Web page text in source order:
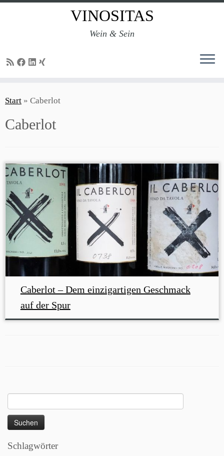
Inhalt
VINOSITAS
Wein & Sein
Start » Caberlot
Caberlot
Caberlot – Dem einzigartigen Geschmack
auf der Spur
nach:
Schlagwörter